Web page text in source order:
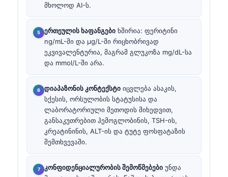
მხოლოდ AI-ს.
ერთეულის ხაფანგები ხშირია: ფერიტინი
ng/mL-ში და µg/L-ში რიცხობრივად
ეკვივალენტურია, მაგრამ გლუკოზა mg/dL-სა
და mmol/L-ში არა.
დიაპაზონის კონტექსტი იცვლება ასაკის,
სქესის, ორსულობის სტატუსისა და
ლაბორატორიული მეთოდის მიხედვით,
განსაკუთრებით ჰემოგლობინის, TSH-ის,
კრეატინინის, ALT-ის და ტუტე ფოსფატაზის
შემთხვევაში.
კონფიდენციალურობის შემოწმებები უნდა